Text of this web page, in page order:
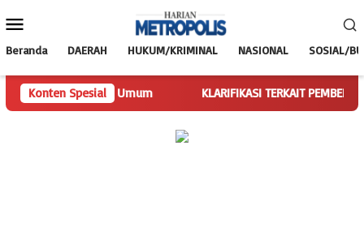
ke
Mobile
Beranda DAERAH HUKUM/KRIMINAL NASIONAL SOSIAL/
Konten Spesial
Ketua Umum KLARIFIKASI TERKAIT PEMBERITAAN SPBU